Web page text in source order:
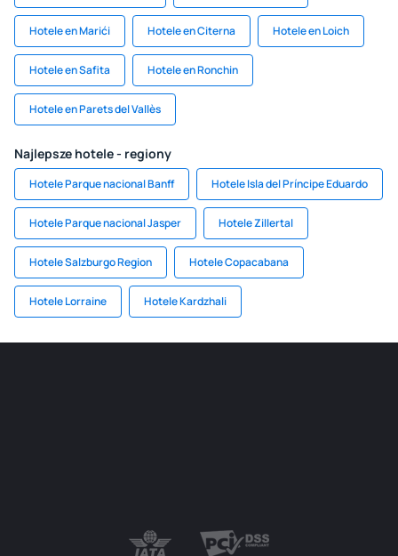
Hotele en Marići Hotele en Citerna Hotele en Loich
Hotele en Safita Hotele en Ronchin
Hotele en Parets del Vallès
Najlepsze hotele - regiony
Hotele Parque nacional Banff Hotele Isla del Príncipe Eduardo
Hotele Parque nacional Jasper Hotele Zillertal
Hotele Salzburgo Region Hotele Copacabana
Hotele Lorraine Hotele Kardzhali